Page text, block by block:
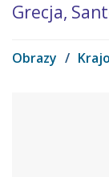
Grecja,
Obrazy /